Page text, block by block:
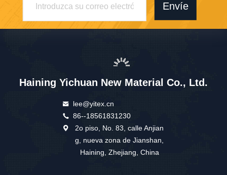
Envíe
Haining Yichuan New Material Co., Ltd.
lee@yitex.cn
86--18561831230
2o piso, No. 83, calle Anjian
g, nueva zona de Jianshan,
Haining, Zhejiang, China